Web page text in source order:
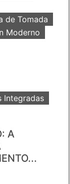
de Tomada
Moderno
Integradas
A